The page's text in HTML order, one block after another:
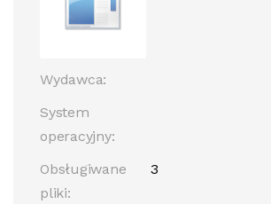
Wydawca:
System
operacyjny:
Obsługiwane
pliki:
3